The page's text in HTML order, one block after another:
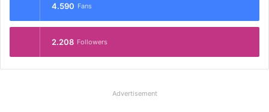
4.590 Fans
2.208 Followers
Advertisement